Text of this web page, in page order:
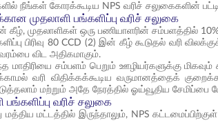
நீங்கள் கோரக்கூடிய NPS வரிச் சலுகைகளின்
முதலாளி பங்களிப்பு வரிச் சலுகை
கீழ், முதலாளிகள் ஒரு பணியாளரின் சம்பளத்தில்
பிரிவு 80 CCD (2) இன் கீழ் கூடுதல் வரி
விட அதிகமாகும்.
மாதிரியை சம்பளம் பெறும் ஊழியர்களுக்கு
வரி விதிக்கக்கூடிய வருமானத்தைக்
மற்றும் அதே நேரத்தில் ஓய்வூதிய சேமிப்பை
வரிச் சலுகை
மத்திய மட்டத்தில் இருந்தாலும், NPS